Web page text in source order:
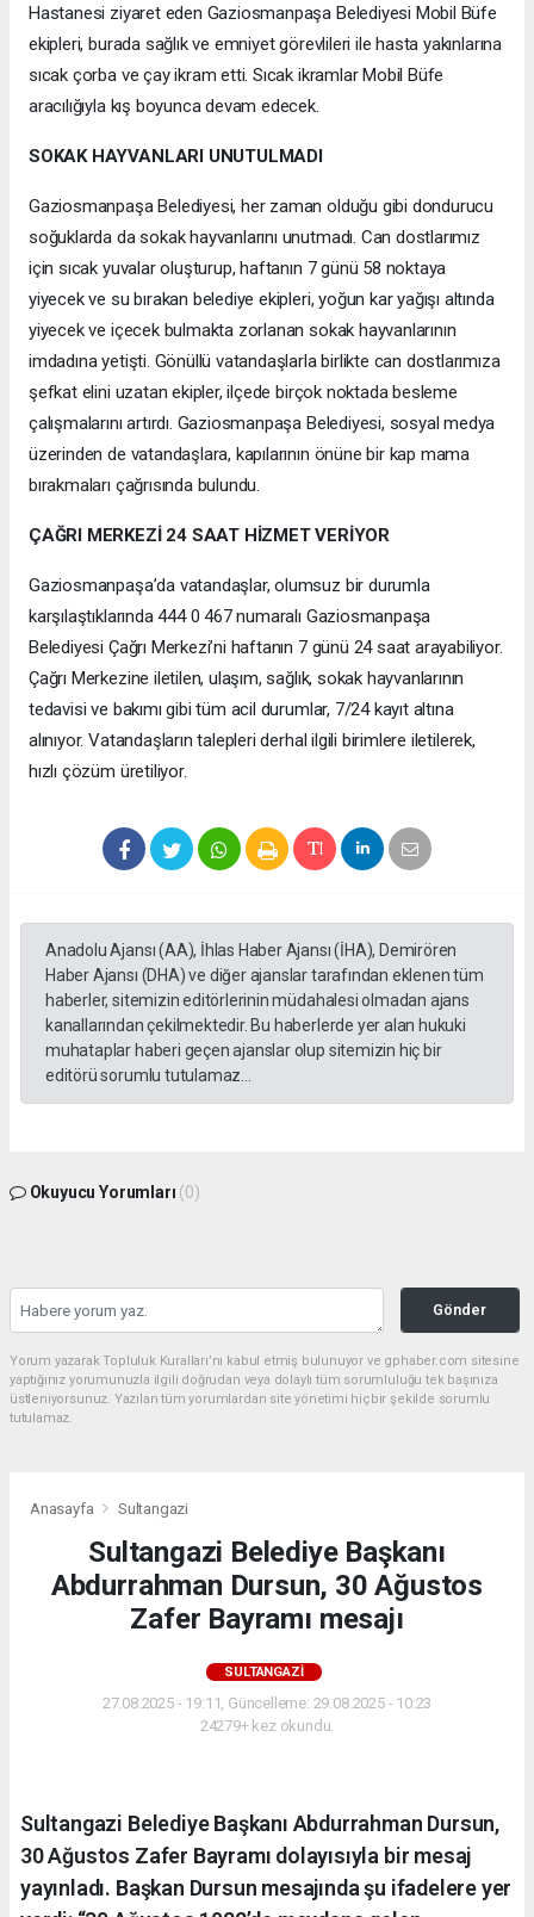
Hastanesi ziyaret eden Gaziosmanpaşa Belediyesi Mobil Büfe
ekipleri, burada sağlık ve emniyet görevlileri ile hasta yakınlarına
sıcak çorba ve çay ikram etti. Sıcak ikramlar Mobil Büfe
aracılığıyla kış boyunca devam edecek.
SOKAK HAYVANLARI UNUTULMADI
Gaziosmanpaşa Belediyesi, her zaman olduğu gibi dondurucu
soğuklarda da sokak hayvanlarını unutmadı. Can dostlarımız
için sıcak yuvalar oluşturup, haftanın 7 günü 58 noktaya
yiyecek ve su bırakan belediye ekipleri, yoğun kar yağışı altında
yiyecek ve içecek bulmakta zorlanan sokak hayvanlarının
imdadına yetişti. Gönüllü vatandaşlarla birlikte can dostlarımıza
şefkat elini uzatan ekipler, ilçede birçok noktada besleme
çalışmalarını artırdı. Gaziosmanpaşa Belediyesi, sosyal medya
üzerinden de vatandaşlara, kapılarının önüne bir kap mama
bırakmaları çağrısında bulundu.
ÇAĞRI MERKEZİ 24 SAAT HİZMET VERİYOR
Gaziosmanpaşa’da vatandaşlar, olumsuz bir durumla
karşılaştıklarında 444 0 467 numaralı Gaziosmanpaşa
Belediyesi Çağrı Merkezi’ni haftanın 7 günü 24 saat arayabiliyor.
Çağrı Merkezine iletilen, ulaşım, sağlık, sokak hayvanlarının
tedavisi ve bakımı gibi tüm acil durumlar, 7/24 kayıt altına
alınıyor. Vatandaşların talepleri derhal ilgili birimlere iletilerek,
hızlı çözüm üretiliyor.
Anadolu Ajansı (AA), İhlas Haber Ajansı (İHA), Demirören
Haber Ajansı (DHA) ve diğer ajanslar tarafından eklenen tüm
haberler, sitemizin editörlerinin müdahalesi olmadan ajans
kanallarından çekilmektedir. Bu haberlerde yer alan hukuki
muhataplar haberi geçen ajanslar olup sitemizin hiç bir
editörü sorumlu tutulamaz...
Okuyucu Yorumları (0)
Gönder
Yorum yazarak Topluluk Kuralları’nı kabul etmiş bulunuyor ve gphaber.com sitesine
yaptığınız yorumunuzla ilgili doğrudan veya dolaylı tüm sorumluluğu tek başınıza
üstleniyorsunuz. Yazılan tüm yorumlardan site yönetimi hiçbir şekilde sorumlu
tutulamaz.
Anasayfa Sultangazi
Sultangazi Belediye Başkanı
Abdurrahman Dursun, 30 Ağustos
Zafer Bayramı mesajı
SULTANGAZI
27.08.2025 - 19:11, Güncelleme: 29.08.2025 - 10:23
24279+ kez okundu.
Sultangazi Belediye Başkanı Abdurrahman Dursun,
30 Ağustos Zafer Bayramı dolayısıyla bir mesaj
yayınladı. Başkan Dursun mesajında şu ifadelere yer